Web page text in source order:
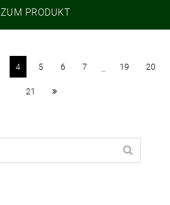
ZUM PRODUKT
4 5 6 7 19 20
21